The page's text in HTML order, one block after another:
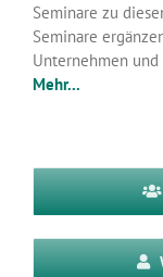
Seminare zu
Seminare
Unternehmen
Mehr...